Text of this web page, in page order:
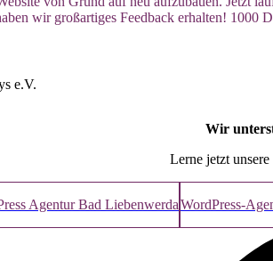
wir großartiges Feedback erhalten! 1000
e.V.
Wir
Lerne jetzt
Agentur Bad LiebenwerdaWordPress-